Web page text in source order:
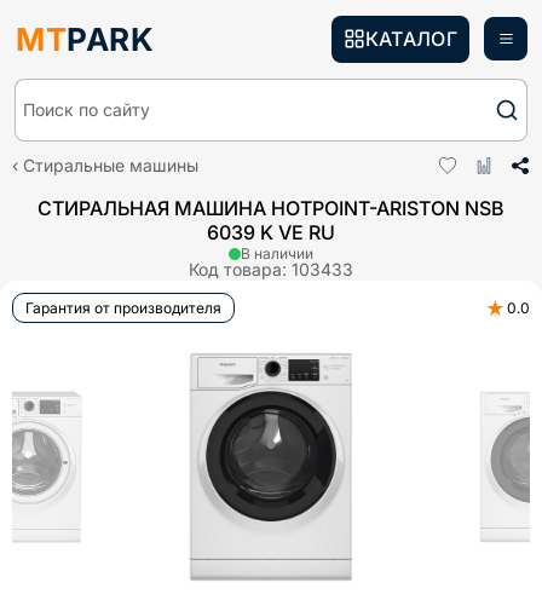
MTPARK
Поиск по сайту
КАТАЛОГ
Стиральные машины
СТИРАЛЬНАЯ МАШИНА HOTPOINT-ARISTON NSB
6039 K VE RU
Код товара: 103433
В наличии
Гарантия от производителя ★ 0.0